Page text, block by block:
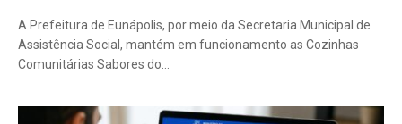
A Prefeitura de Eunápolis, por meio da Secretaria Municipal de
Assistência Social, mantém em funcionamento as Cozinhas
Comunitárias Sabores do…